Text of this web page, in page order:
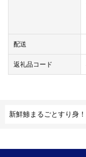
配送
返礼品コード
新鮮鯵まるごとすり身